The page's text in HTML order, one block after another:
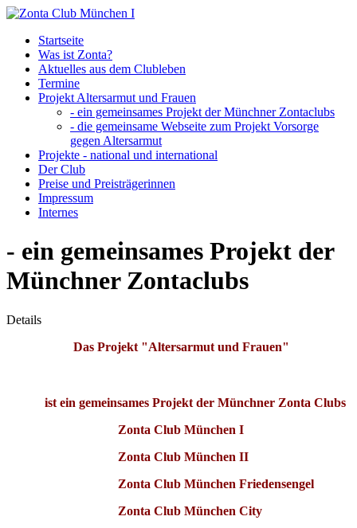
Startseite
Was ist Zonta?
Aktuelles aus dem Clubleben
Termine
Projekt Altersarmut und Frauen
- ein gemeinsames Projekt der Münchner Zontaclubs
- die gemeinsame Webseite zum Projekt Vorsorge
gegen Altersarmut
Projekte - national und international
Der Club
Preise und Preisträgerinnen
Impressum
Internes
- ein gemeinsames Projekt der
Münchner Zontaclubs
Details
Das Projekt "Altersarmut und Frauen"
ist ein gemeinsames Projekt der Münchner Zonta Clubs
Zonta Club München I
Zonta Club München II
Zonta Club München Friedensengel
Zonta Club München City